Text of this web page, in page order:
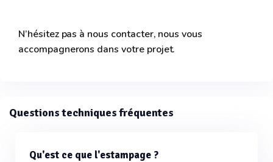
N’hésitez pas à nous contacter, nous vous
accompagnerons dans votre projet.
Questions techniques fréquentes
Qu'est ce que l'estampage ?